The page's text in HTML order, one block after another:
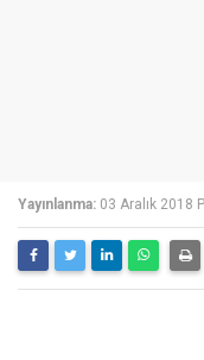
Yayınlanma: 03 Aralık 2018